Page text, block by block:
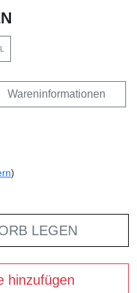
Wareninformationen
)
LEGEN
hinzufügen